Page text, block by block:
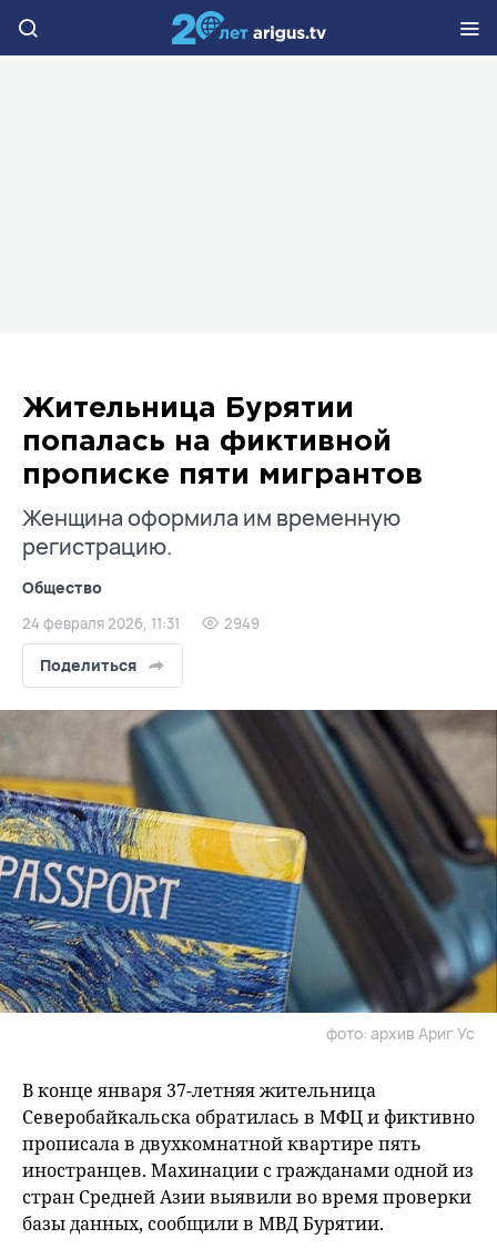
Жительница Бурятии
попалась на фиктивной
прописке пяти мигрантов
Женщина оформила им временную
регистрацию.
Общество
24 февраля 2026, 11:31 2949
Поделиться
фото: архив Ариг Ус
В конце января 37-летняя жительница
Северобайкальска обратилась в МФЦ и фиктивно
прописала в двухкомнатной квартире пять
иностранцев. Махинации с гражданами одной из
стран Средней Азии выявили во время проверки
базы данных, сообщили в МВД Бурятии.